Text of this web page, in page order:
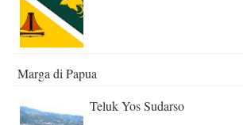
Marga di Papua
Teluk Yos Sudarso